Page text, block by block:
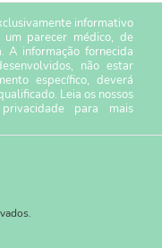
informativo
parecer médico, de
A informação fornecida
não estar
específico, deverá
Leia os nossos
para mais